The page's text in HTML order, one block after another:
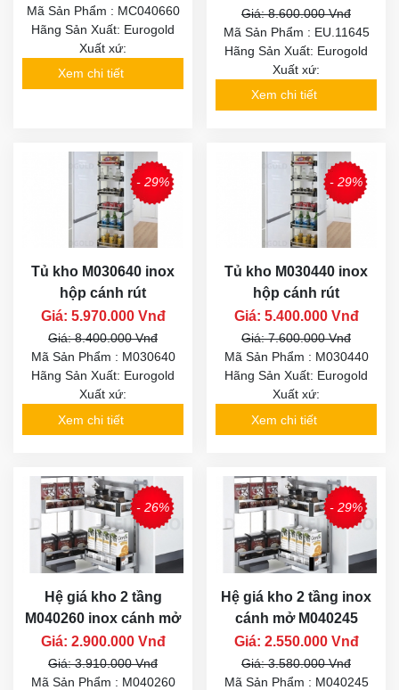
Mã Sản Phẩm : MC040660
Hãng Sản Xuất: Eurogold
Xuất xứ:
Xem chi tiết
Giá: 8.600.000 Vnđ
Mã Sản Phẩm : EU.11645
Hãng Sản Xuất: Eurogold
Xuất xứ:
Xem chi tiết
- 29%
Tủ kho M030640 inox
hộp cánh rút
Giá: 5.970.000 Vnđ
Giá: 8.400.000 Vnđ
Mã Sản Phẩm : M030640
Hãng Sản Xuất: Eurogold
Xuất xứ:
Xem chi tiết
- 29%
Tủ kho M030440 inox
hộp cánh rút
Giá: 5.400.000 Vnđ
Giá: 7.600.000 Vnđ
Mã Sản Phẩm : M030440
Hãng Sản Xuất: Eurogold
Xuất xứ:
Xem chi tiết
- 26%
Hệ giá kho 2 tầng
M040260 inox cánh mở
Giá: 2.900.000 Vnđ
Giá: 3.910.000 Vnđ
Mã Sản Phẩm : M040260
- 29%
Hệ giá kho 2 tầng inox
cánh mở M040245
Giá: 2.550.000 Vnđ
Giá: 3.580.000 Vnđ
Mã Sản Phẩm : M040245